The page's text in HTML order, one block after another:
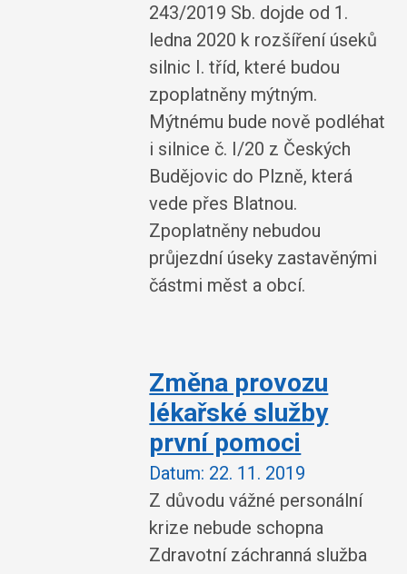
243/2019 Sb. dojde od 1.
ledna 2020 k rozšíření úseků
silnic I. tříd, které budou
zpoplatněny mýtným.
Mýtnému bude nově podléhat
i silnice č. I/20 z Českých
Budějovic do Plzně, která
vede přes Blatnou.
Zpoplatněny nebudou
průjezdní úseky zastavěnými
částmi měst a obcí.
Změna provozu
lékařské služby
první pomoci
Datum: 22. 11. 2019
Z důvodu vážné personální
krize nebude schopna
Zdravotní záchranná služba